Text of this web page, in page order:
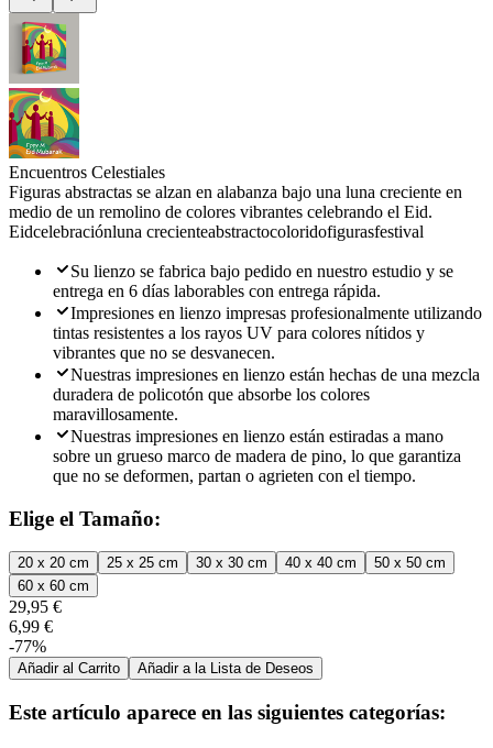
Encuentros Celestiales
Figuras abstractas se alzan en alabanza bajo una luna creciente en
medio de un remolino de colores vibrantes celebrando el Eid.
Eidcelebraciónluna crecienteabstractocoloridofigurasfestival
Su lienzo se fabrica bajo pedido en nuestro estudio y se
entrega en 6 días laborables con entrega rápida.
Impresiones en lienzo impresas profesionalmente utilizando
tintas resistentes a los rayos UV para colores nítidos y
vibrantes que no se desvanecen.
Nuestras impresiones en lienzo están hechas de una mezcla
duradera de policotón que absorbe los colores
maravillosamente.
Nuestras impresiones en lienzo están estiradas a mano
sobre un grueso marco de madera de pino, lo que garantiza
que no se deformen, partan o agrieten con el tiempo.
Elige el Tamaño:
20 x 20 cm 25 x 25 cm 30 x 30 cm 40 x 40 cm
50 x 50 cm
60 x 60 cm
29,95 €
6,99 €
-77%
Añadir al Carrito Añadir a la Lista de Deseos
Este artículo aparece en las siguientes categorías: